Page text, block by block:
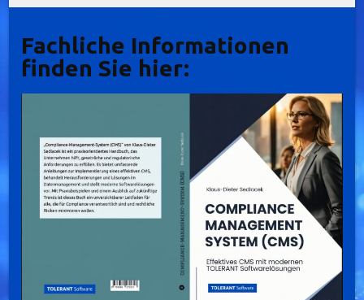
Fachliche Informationen
finden Sie hier: